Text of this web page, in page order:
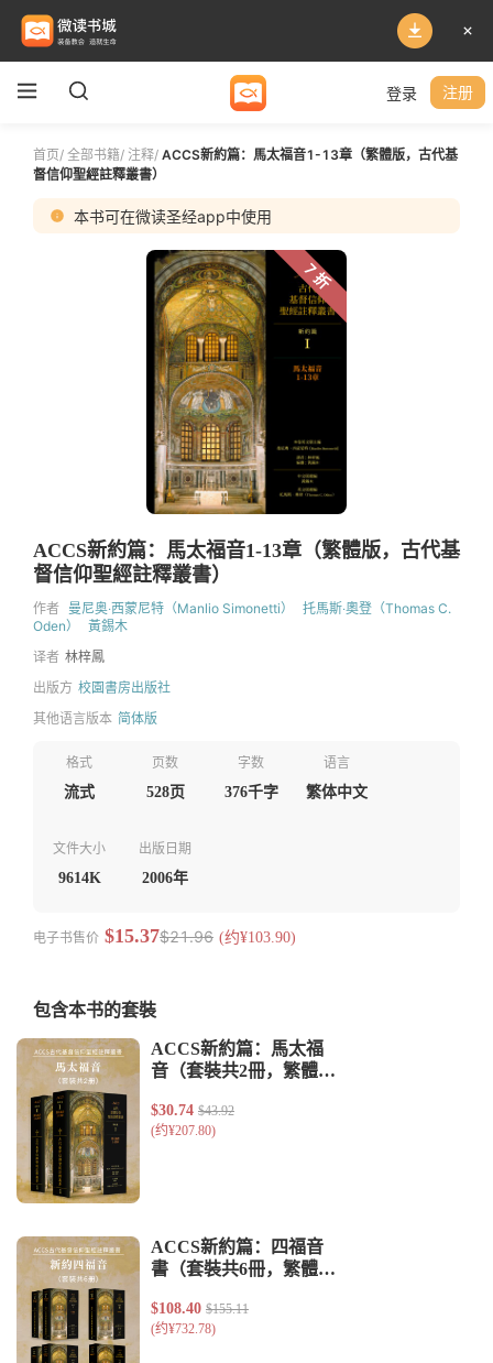
登录 注册
首页/ 全部书籍/ 注释/ ACCS新約篇：馬太福音1-13章（繁體版，古代基
督信仰聖經註釋叢書）
本书可在微读圣经app中使用
7 折
ACCS新約篇：馬太福音1-13章（繁體版，古代基
督信仰聖經註釋叢書）
作者 曼尼奥‧西蒙尼特（Manlio Simonetti）
托馬斯‧奧登（Thomas C.
Oden）
黃錫木
译者 林梓鳳
出版方 校園書房出版社
其他语言版本 简体版
格式
流式
页数
528页
字数
376千字
语言
繁体中文
文件大小
9614K
出版日期
2006年
电子书售价 $15.37$21.96 (约¥103.90)
包含本书的套裝